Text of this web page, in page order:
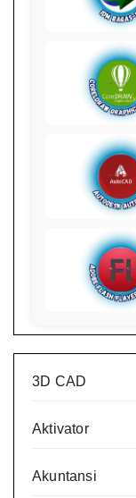
3D CAD
Aktivator
Akuntansi